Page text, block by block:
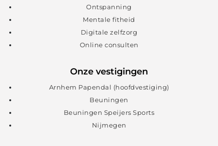
Ontspanning
Mentale fitheid
Digitale zelfzorg
Online consulten
Onze vestigingen
Arnhem Papendal (hoofdvestiging)
Beuningen
Beuningen Speijers Sports
Nijmegen